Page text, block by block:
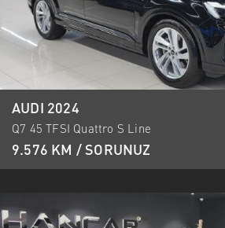
AUDI 2024
Q7 45 TFSI Quattro S Line
9.576 KM / SORUNUZ